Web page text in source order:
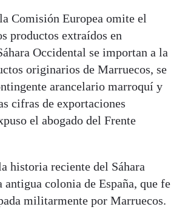
Comisión Europea omite el
productos extraídos en
Occidental se importan a la
originarios de Marruecos, se
arancelario marroquí y
cifras de exportaciones
el abogado del Frente
historia reciente del Sáhara
antigua colonia de España, que fe
militarmente por Marruecos.